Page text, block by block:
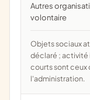
Autres
volontaire
Objets sociaux attribués par l'administration d'après l'objet
déclaré ; activité
courts sont ceux
l'administration.